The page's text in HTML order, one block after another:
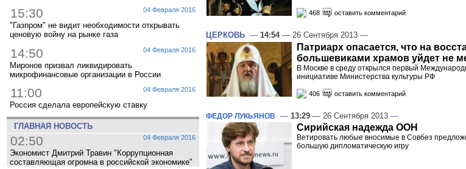
04 Февраля 2016
15:30
"Газпром" не видит необходимости открывать
ценовую войну на рынке газа
04 Февраля 2016
14:50
Миронов призвал ликвидировать
микрофинансовые организации в России
04 Февраля 2016
11:00
Россия сделала европейскую ставку
ГЛАВНАЯ НОВОСТЬ
04 Февраля 2016
02:50
Экономист Дмитрий Травин "Коррупционная
составляющая огромна в российской экономике"
468 оставить комментарий
ЦЕРКОВЬ — 14:54— 26 Сентября 2013 —
Патриарх опасается, что на
большевиками храмов уйдет не
В Москве в среду открылся первый
инициативе Министерства культуры РФ
406 оставить комментарий
ФЕДОР ЛУКЬЯНОВ — 13:29 — 26 Сентября 2013 —
Сирийская надежда ООН
Ветировать любые вносимые в Совбез
большую дипломатическую игру